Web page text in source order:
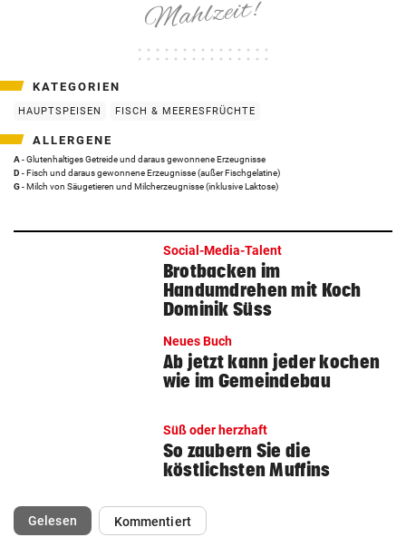
KATEGORIEN
HAUPTSPEISEN FISCH & MEERESFRÜCHTE
ALLERGENE
A- Glutenhaltiges Getreide und daraus gewonnene Erzeugnisse
D - Fisch und daraus gewonnene Erzeugnisse (außer Fischgelatine)
G- Milch von Säugetieren und Milcherzeugnisse (inklusive Laktose)
Social-Media-Talent
Brotbacken im
Handumdrehen mit Koch
Dominik Süss
Neues Buch
Ab jetzt kann jeder kochen
wie im Gemeindebau
Süß oder herzhaft
So zaubern Sie die
köstlichsten Muffins
Gelesen(ausgewählt)Kommentiert